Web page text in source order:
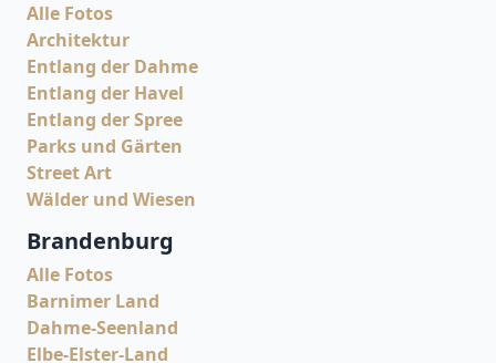
Alle Fotos
Architektur
Entlang der Dahme
Entlang der Havel
Entlang der Spree
Parks und Gärten
Street Art
Wälder und Wiesen
Brandenburg
Alle Fotos
Barnimer Land
Dahme-Seenland
Elbe-Elster-Land